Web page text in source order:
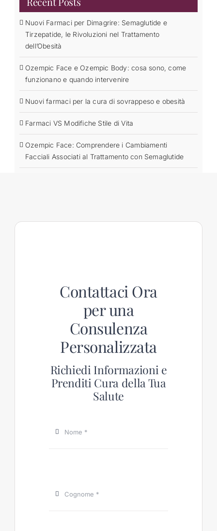
Nuovi Farmaci per Dimagrire: Semaglutide e
Tirzepatide, le Rivoluzioni nel Trattamento
dell’Obesità
Ozempic Face e Ozempic Body: cosa sono, come
funzionano e quando intervenire
Nuovi farmaci per la cura di sovrappeso e obesità
Farmaci VS Modifiche Stile di Vita
Ozempic Face: Comprendere i Cambiamenti
Facciali Associati al Trattamento con Semaglutide
Contattaci Ora
per una
Consulenza
Personalizzata
Richiedi Informazioni e
Prenditi Cura della Tua
Salute